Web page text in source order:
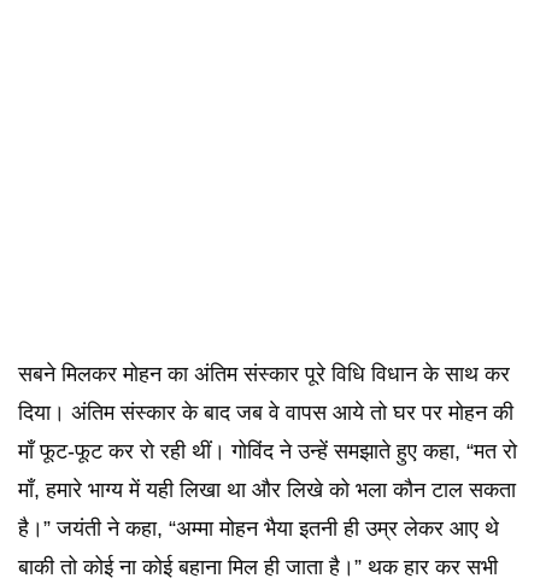
सबने मिलकर मोहन का अंतिम संस्कार पूरे विधि विधान के साथ कर
दिया। अंतिम संस्कार के बाद जब वे वापस आये तो घर पर मोहन की
माँ फूट-फूट कर रो रही थीं। गोविंद ने उन्हें समझाते हुए कहा, “मत रो
माँ, हमारे भाग्य में यही लिखा था और लिखे को भला कौन टाल सकता
है।” जयंती ने कहा, “अम्मा मोहन भैया इतनी ही उम्र लेकर आए थे
बाकी तो कोई ना कोई बहाना मिल ही जाता है।” थक हार कर सभी